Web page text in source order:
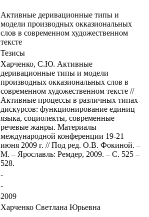
Активные деривационные типы и
модели производных окказиональных
слов в современном художественном
тексте
Тезисы
Харченко, С.Ю. Активные
деривационные типы и модели
производных окказиональных слов в
современном художественном тексте //
Активные процессы в различных типах
дискурсов: функционирование единиц
языка, социолекты, современные
речевые жанры. Материалы
международной конференции 19-21
июня 2009 г. // Под ред. О.В. Фокиной. –
М. – Ярославль: Ремдер, 2009. – С. 525 –
528.
-
-
2009
Харченко Светлана Юрьевна